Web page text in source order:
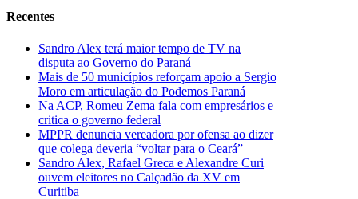
Recentes
Sandro Alex terá maior tempo de TV na
disputa ao Governo do Paraná
Mais de 50 municípios reforçam apoio a Sergio
Moro em articulação do Podemos Paraná
Na ACP, Romeu Zema fala com empresários e
critica o governo federal
MPPR denuncia vereadora por ofensa ao dizer
que colega deveria “voltar para o Ceará”
Sandro Alex, Rafael Greca e Alexandre Curi
ouvem eleitores no Calçadão da XV em
Curitiba